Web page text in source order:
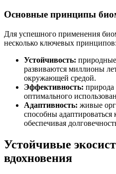
Основные принципы
Для успешного применения
несколько ключевых принципов:
Устойчивость:
развиваются миллионы
окружающей средой.
Эффективность: природа
оптимального
Адаптивность: живые
способны
обеспечивая
Устойчивые
вдохновения